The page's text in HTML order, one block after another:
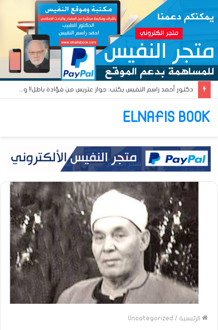
دكتور أحمد راسم النفيس يكتب: جواز عتريس من فؤادة باطل!! وجواز براقش من حُنين فاشل!!
ELNAFIS BOOK
الرئيسية /
Uncategorized